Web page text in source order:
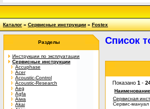
Каталог»Сервисные инструкции»Fostex
Разделы
Инструкции по эксплуатации
Сервисные инструкции
Accuphase
Acer
Acoustic-Control
Acoustic-Research
Aeg
Agfa
Aiwa
Akai
Список
Показано 1 -
Наименование
Сервисная
Сервис-мануал